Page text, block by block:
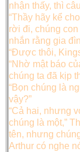
nhận thấy, thì
“Thầy hãy kể
rời đi, chúng
nhắn rằng gia
“Được thôi,
“Nhờ mật báo
chúng ta đã kịp
“Bọn chúng là
vậy?”
“Cả hai, nhưng
chúng là một,”
tên, nhưng
Arthur có nghe